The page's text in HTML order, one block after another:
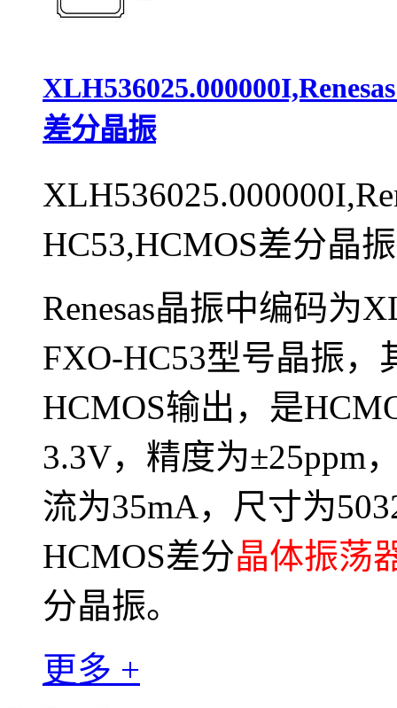
差分晶振
HC53,HCMOS差分晶振
Renesas晶振中编码为
FXO-HC53型号晶振
HCMOS输出，是
3.3V，精度为±25ppm
流为35mA，尺寸为
HCMOS差分晶体振荡
分晶振。
更多 +